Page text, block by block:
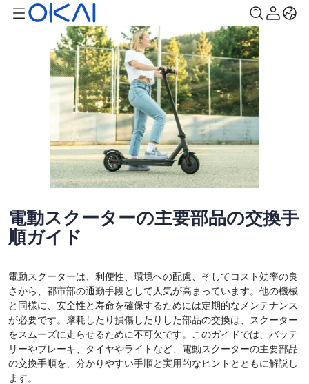
電動スクーターの主要部品の交換手
順ガイド
電動スクーターは、利便性、環境への配慮、そしてコスト効率の良
さから、都市部の通勤手段として人気が高まっています。他の機械
と同様に、安全性と寿命を確保するためには定期的なメンテナンス
が必要です。摩耗したり損傷したりした部品の交換は、スクーター
をスムーズに走らせるために不可欠です。このガイドでは、バッテ
リーやブレーキ、タイヤやライトなど、電動スクーターの主要部品
の交換手順を、分かりやすい手順と実用的なヒントとともに解説し
ます。